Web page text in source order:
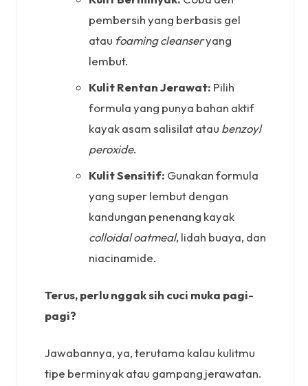
pembersih yang berbasis gel
atau foaming cleanseryang
lembut.
Kulit Rentan Jerawat: Pilih
formula yang punya bahan aktif
kayak asam salisilat atau benzoyl
peroxide.
Kulit Sensitif: Gunakan formula
yang super lembut dengan
kandungan penenang kayak
colloidal oatmeal, lidah buaya, dan
niacinamide.
Terus, perlu nggak sih cuci muka pagi-
pagi?
Jawabannya, ya, terutama kalau kulitmu
tipe berminyak atau gampang jerawatan.